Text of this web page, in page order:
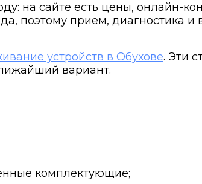
на сайте есть цены, онлайн-
поэтому прием, диагностика и
устройств в Обухове. Эти
вариант.
комплектующие;